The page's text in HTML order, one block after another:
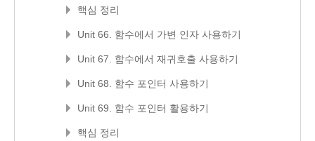
핵심 정리
Unit 66. 함수에서 가변 인자 사용하기
Unit 67. 함수에서 재귀호출 사용하기
Unit 68. 함수 포인터 사용하기
Unit 69. 함수 포인터 활용하기
핵심 정리